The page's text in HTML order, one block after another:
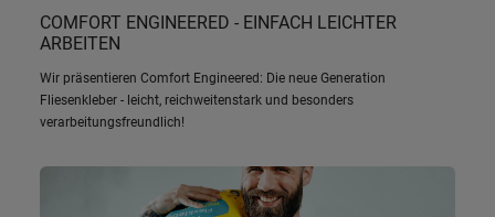
COMFORT ENGINEERED - EINFACH LEICHTER
ARBEITEN
Wir präsentieren Comfort Engineered: Die neue Generation
Fliesenkleber - leicht, reichweitenstark und besonders
verarbeitungsfreundlich!